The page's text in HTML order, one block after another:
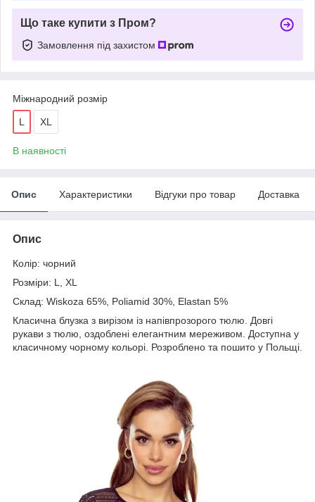
Що таке купити з Пром?
Замовлення під захистом
Міжнародний розмір
L XL
В наявності
Опис Характеристики Відгуки про товар Доставка
Опис
Колір: чорний
Розміри: L, XL
Склад: Wiskoza 65%, Poliamid 30%, Elastan 5%
Класична блузка з вирізом із напівпрозорого тюлю. Довгі
рукави з тюлю, оздоблені елегантним мереживом. Доступна у
класичному чорному кольорі. Розроблено та пошито у Польщі.